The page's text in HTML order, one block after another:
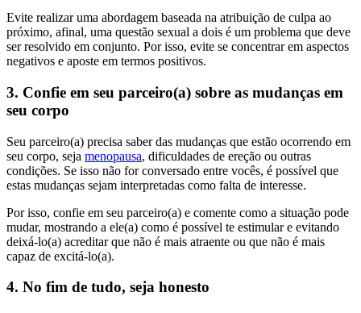
Evite realizar uma abordagem baseada na atribuição de culpa ao
próximo, afinal, uma questão sexual a dois é um problema que deve
ser resolvido em conjunto. Por isso, evite se concentrar em aspectos
negativos e aposte em termos positivos.
3. Confie em seu parceiro(a) sobre as mudanças em
seu corpo
Seu parceiro(a) precisa saber das mudanças que estão ocorrendo em
seu corpo, seja menopausa, dificuldades de ereção ou outras
condições. Se isso não for conversado entre vocês, é possível que
estas mudanças sejam interpretadas como falta de interesse.
Por isso, confie em seu parceiro(a) e comente como a situação pode
mudar, mostrando a ele(a) como é possível te estimular e evitando
deixá-lo(a) acreditar que não é mais atraente ou que não é mais
capaz de excitá-lo(a).
4. No fim de tudo, seja honesto